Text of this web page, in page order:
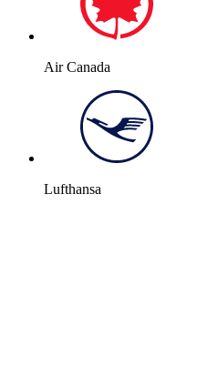
Air Canada
Lufthansa